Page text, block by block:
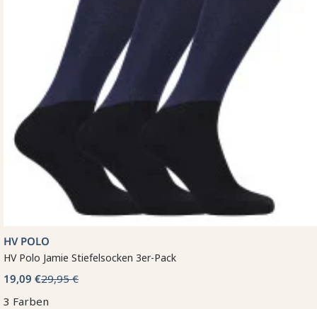
HV POLO
HV Polo Jamie Stiefelsocken 3er-Pack
19,09 €29,95 €
3 Farben